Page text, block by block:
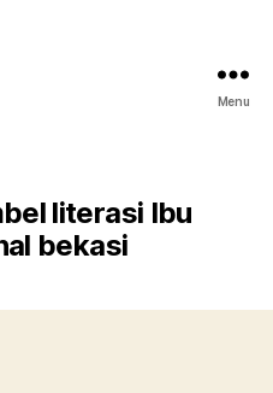
Menu
literasi Ibu
bekasi